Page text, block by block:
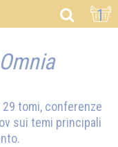
1
29 tomi, conferenze
sui temi principali